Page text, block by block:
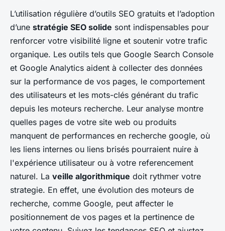
L’utilisation régulière d’outils SEO gratuits et l’adoption
d’une stratégie SEO solide sont indispensables pour
renforcer votre visibilité ligne et soutenir votre trafic
organique. Les outils tels que Google Search Console
et Google Analytics aident à collecter des données
sur la performance de vos pages, le comportement
des utilisateurs et les mots-clés générant du trafic
depuis les moteurs recherche. Leur analyse montre
quelles pages de votre site web ou produits
manquent de performances en recherche google, où
les liens internes ou liens brisés pourraient nuire à
l'expérience utilisateur ou à votre referencement
naturel. La veille algorithmique doit rythmer votre
strategie. En effet, une évolution des moteurs de
recherche, comme Google, peut affecter le
positionnement de vos pages et la pertinence de